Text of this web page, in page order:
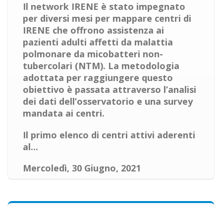
Il network IRENE è stato impegnato
per diversi mesi per mappare centri di
IRENE che offrono assistenza ai
pazienti adulti affetti da malattia
polmonare da micobatteri non-
tubercolari (NTM). La metodologia
adottata per raggiungere questo
obiettivo è passata attraverso l’analisi
dei dati dell’osservatorio e una survey
mandata ai centri.
Il primo elenco di centri attivi aderenti
al...
Mercoledì, 30 Giugno, 2021